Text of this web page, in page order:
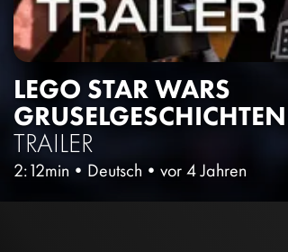
LEGO STAR WARS
GRUSELGESCHICHTEN
TRAILER
2:12min • Deutsch • vor 4 Jahren